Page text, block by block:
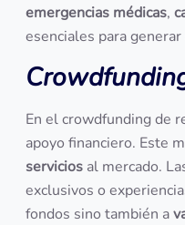
emergencias médicas,
esenciales para
En el crowdfunding de
apoyo financiero. Este
servicios al mercado.
exclusivos o
fondos sino también a